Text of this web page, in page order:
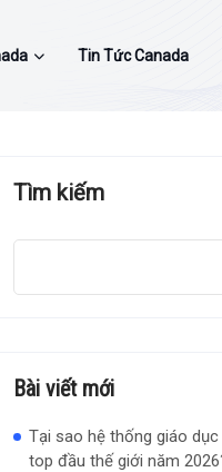
Tin Tức Canada
Tìm kiếm
Bài viết mới
Tại sao hệ thống giáo
top đầu thế giới năm